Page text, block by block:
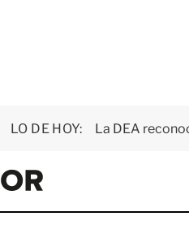
LO DE HOY: La DEA
E
x
e